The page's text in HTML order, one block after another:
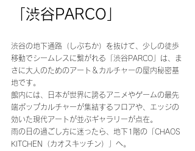
「渋谷PARCO」
渋谷の地下通路（しぶちか）を抜けて、少しの徒歩
移動でシームレスに繋がれる「渋谷PARCO」は、ま
さに大人のためのアート＆カルチャーの屋内秘密基
地です。
館内には、日本が世界に誇るアニメやゲームの最先
端ポップカルチャーが集結するフロアや、エッジの
効いた現代アートが並ぶギャラリーが点在。
雨の日の過ごし方に迷ったら、地下1階の「CHAOS
KITCHEN（カオスキッチン）」へ。